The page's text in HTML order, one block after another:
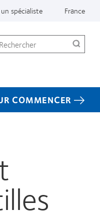
spécialiste France
COMMENCER